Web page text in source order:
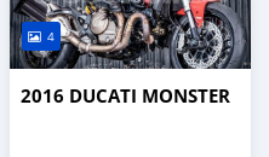
4
2016 DUCATI MONSTER